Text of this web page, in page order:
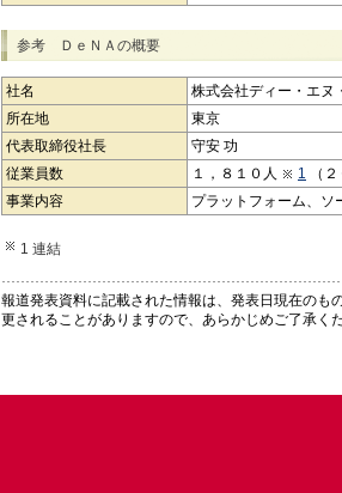
参考 ＤｅＮＡの概要
社名
株式会社ディー・エヌ
所在地
東京
代表取締役社長
守安 功
従業員数
１，８１０人 1
（
事業内容
プラットフォーム、ソ
1 連結
報道発表資料に記載された情報は、発表日現在のも
更されることがありますので、あらかじめご了承く